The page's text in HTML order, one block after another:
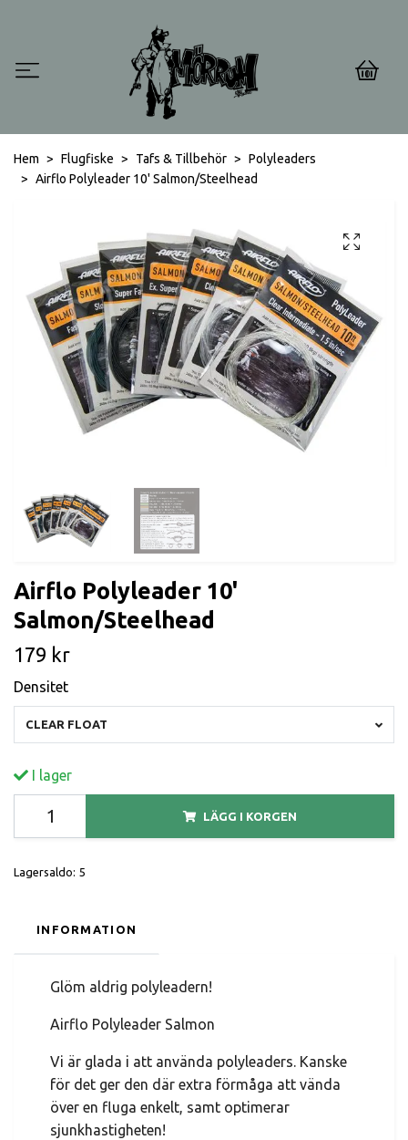
0
Hem Flugfiske Tafs & Tillbehör
Polyleaders
Airflo Polyleader 10' Salmon/Steelhead
Airflo Polyleader 10'
Salmon/Steelhead
179 kr
Densitet
CLEAR FLOAT
I lager
LÄGG I KORGEN
Lagersaldo: 5
INFORMATION
Glöm aldrig polyleadern!
Airflo Polyleader Salmon
Vi är glada i att använda polyleaders. Kanske
för det ger den där extra förmåga att vända
över en fluga enkelt, samt optimerar
sjunkhastigheten!